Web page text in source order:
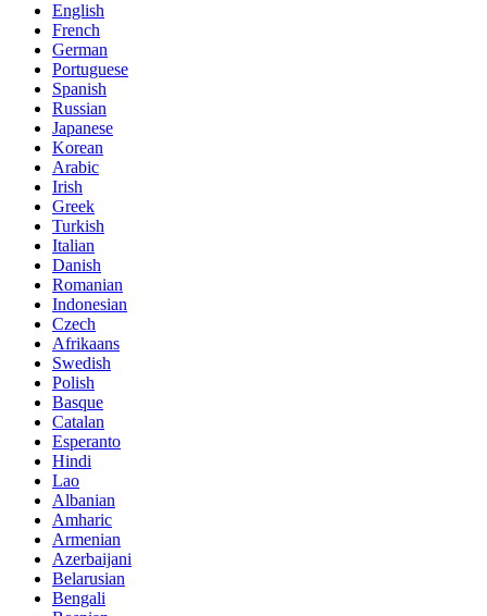
English
French
German
Portuguese
Spanish
Russian
Japanese
Korean
Arabic
Irish
Greek
Turkish
Italian
Danish
Romanian
Indonesian
Czech
Afrikaans
Swedish
Polish
Basque
Catalan
Esperanto
Hindi
Lao
Albanian
Amharic
Armenian
Azerbaijani
Belarusian
Bengali